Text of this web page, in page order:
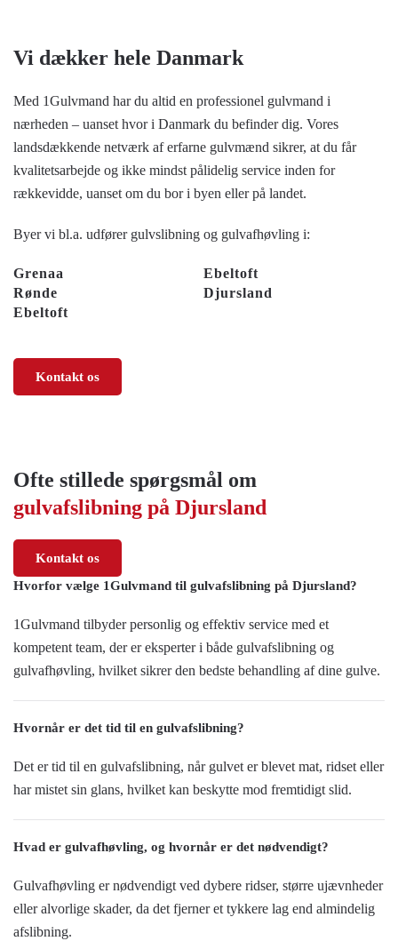
Vi dækker hele Danmark
Med 1Gulvmand har du altid en professionel gulvmand i
nærheden – uanset hvor i Danmark du befinder dig. Vores
landsdækkende netværk af erfarne gulvmænd sikrer, at du får
kvalitetsarbejde og ikke mindst pålidelig service inden for
rækkevidde, uanset om du bor i byen eller på landet.
Byer vi bl.a. udfører gulvslibning og gulvafhøvling i:
Grenaa
Ebeltoft
Rønde
Djursland
Ebeltoft
Kontakt os
Ofte stillede spørgsmål om
gulvafslibning på Djursland
Kontakt os
Hvorfor vælge 1Gulvmand til gulvafslibning på Djursland?
1Gulvmand tilbyder personlig og effektiv service med et
kompetent team, der er eksperter i både gulvafslibning og
gulvafhøvling, hvilket sikrer den bedste behandling af dine gulve.
Hvornår er det tid til en gulvafslibning?
Det er tid til en gulvafslibning, når gulvet er blevet mat, ridset eller
har mistet sin glans, hvilket kan beskytte mod fremtidigt slid.
Hvad er gulvafhøvling, og hvornår er det nødvendigt?
Gulvafhøvling er nødvendigt ved dybere ridser, større ujævnheder
eller alvorlige skader, da det fjerner et tykkere lag end almindelig
afslibning.